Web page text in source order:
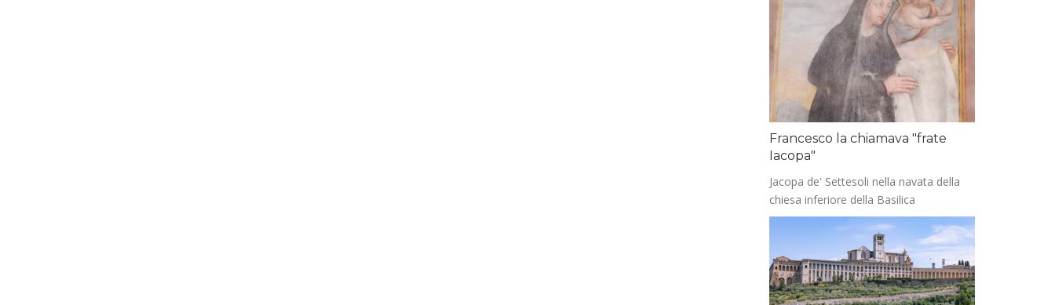
Francesco la chiamava "frate
Iacopa"
Jacopa de' Settesoli nella navata della
chiesa inferiore della Basilica